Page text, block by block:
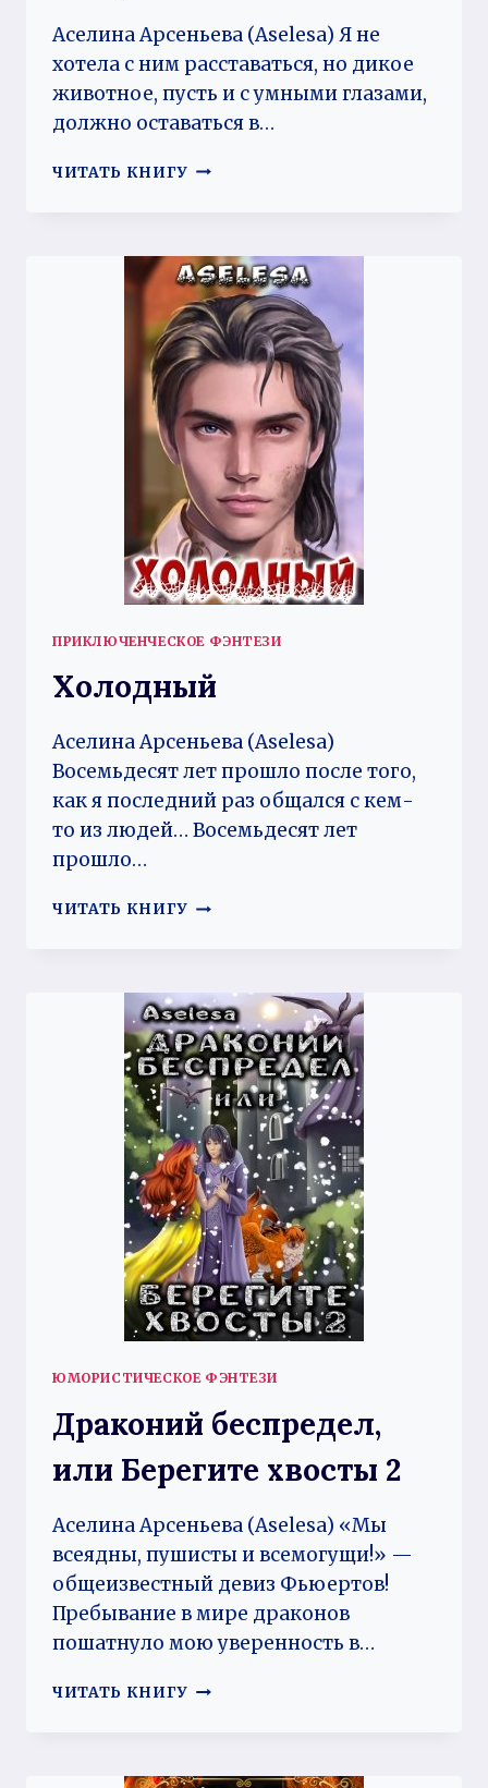
Аселина Арсеньева (Aselesa) Я не
хотела с ним расставаться, но дикое
животное, пусть и с умными глазами,
должно оставаться в…
ЧИТАТЬ КНИГУ МАША
ШАТУН
2
ПРИКЛЮЧЕНЧЕСКОЕ ФЭНТЕЗИ
Холодный
Аселина Арсеньева (Aselesa)
Восемьдесят лет прошло после того,
как я последний раз общался с кем-
то из людей… Восемьдесят лет
прошло…
ЧИТАТЬ КНИГУ ХОЛОДНЫЙ
ЮМОРИСТИЧЕСКОЕ ФЭНТЕЗИ
Драконий беспредел,
или Берегите хвосты 2
Аселина Арсеньева (Aselesa) «Мы
всеядны, пушисты и всемогущи!» —
общеизвестный девиз Фьюертов!
Пребывание в мире драконов
пошатнуло мою уверенность в…
ЧИТАТЬ КНИГУ ДРАКОНИЙ
ХВОСТЫ